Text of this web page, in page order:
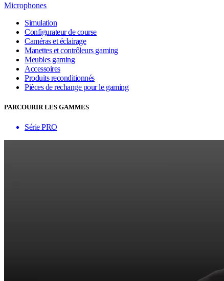
Microphones
Simulation
Configurateur de course
Caméras et éclairage
Manettes et contrôleurs gaming
Meubles gaming
Accessoires
Produits reconditionnés
Pièces de rechange pour le gaming
PARCOURIR LES GAMMES
Série PRO